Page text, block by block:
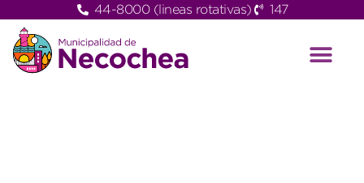
44-8000 (lineas rotativas) 147